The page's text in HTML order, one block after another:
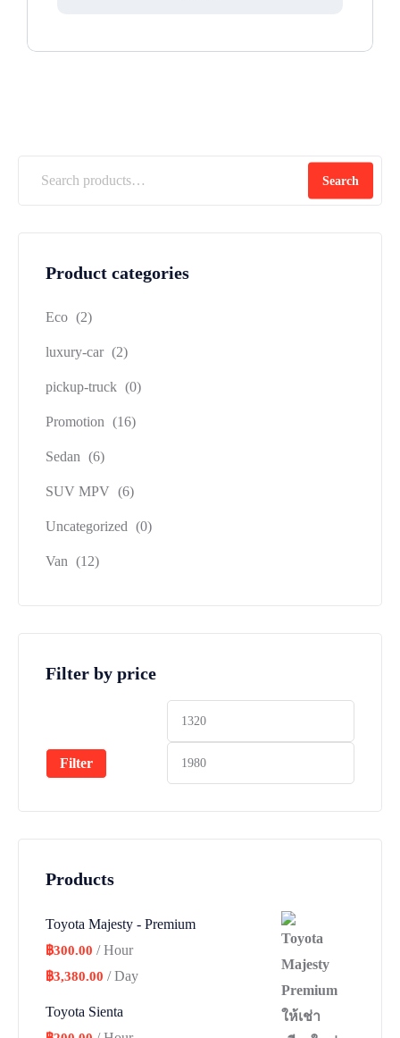
Search
Product categories
Eco (2)
luxury-car (2)
pickup-truck (0)
Promotion (16)
Sedan (6)
SUV MPV (6)
Uncategorized (0)
Van (12)
Filter by price
Filter
Products
Toyota Majesty - Premium
฿300.00 / Hour
฿3,380.00 / Day
Toyota Sienta